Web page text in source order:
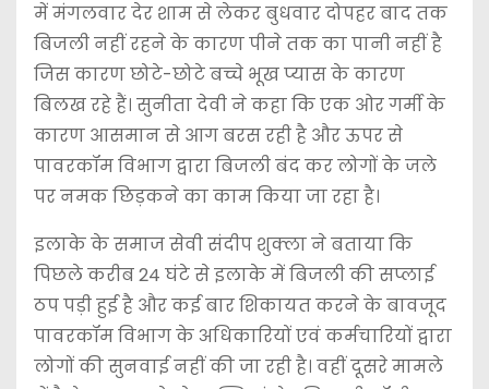
में मंगलवार देर शाम से लेकर बुधवार दोपहर बाद तक
बिजली नहीं रहने के कारण पीने तक का पानी नहीं है
जिस कारण छोटे-छोटे बच्चे भूख प्यास के कारण
बिलख रहे हैं। सुनीता देवी ने कहा कि एक ओर गर्मी के
कारण आसमान से आग बरस रही है और ऊपर से
पावरकॉम विभाग द्वारा बिजली बंद कर लोगों के जले
पर नमक छिड़कने का काम किया जा रहा है।
इलाके के समाज सेवी संदीप शुक्ला ने बताया कि
पिछले करीब 24 घंटे से इलाके में बिजली की सप्लाई
ठप पड़ी हुई है और कई बार शिकायत करने के बावजूद
पावरकॉम विभाग के अधिकारियों एवं कर्मचारियों द्वारा
लोगों की सुनवाई नहीं की जा रही है। वहीं दूसरे मामले